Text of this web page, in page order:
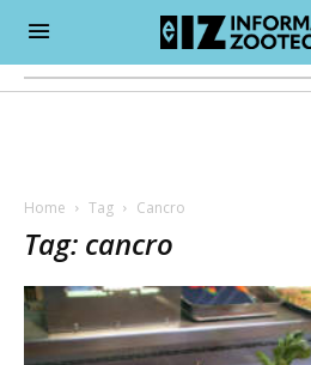
Home Tag Cancro
Tag: cancro